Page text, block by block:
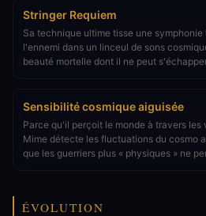
Stringer Requiem
Sa technique ultime tisse une
l'ennemi dans un linceul de sons
beauté mortelle dont il ne peut
Sensibilité cosmique aiguisée
Parce qu'il perçoit le monde à travers les
Mime détecte les fluctuations du cosmo
que les guerriers plus « physiques » ne
ÉVOLUTION